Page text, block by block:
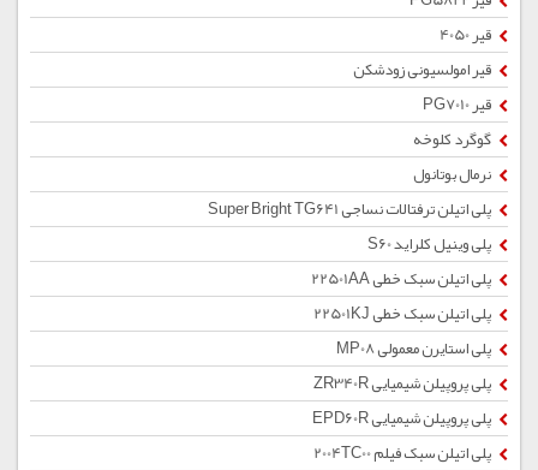
قیر 4050
قیر امولسیونی زودشکن
قیر PG7010
گوگرد کلوخه
نرمال بوتانول
پلی اتیلن ترفتالات نساجی Super Bright TG641
پلی وینیل کلراید S60
پلی اتیلن سبک خطی 22501AA
پلی اتیلن سبک خطی 22501KJ
پلی استایرن معمولی MP08
پلی پروپیلن شیمیایی ZR340R
پلی پروپیلن شیمیایی EPD60R
پلی اتیلن سبک فیلم 2004TC00